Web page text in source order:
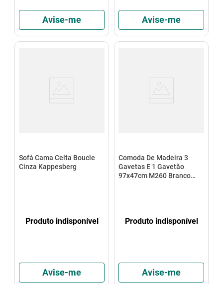
Avise-me Avise-me
Sofá Cama Celta Boucle
Cinza Kappesberg
Produto indisponível
Avise-me
Comoda De Madeira 3
Gavetas E 1 Gavetão
97x47cm M260 Branco
Produto indisponível
Avise-me